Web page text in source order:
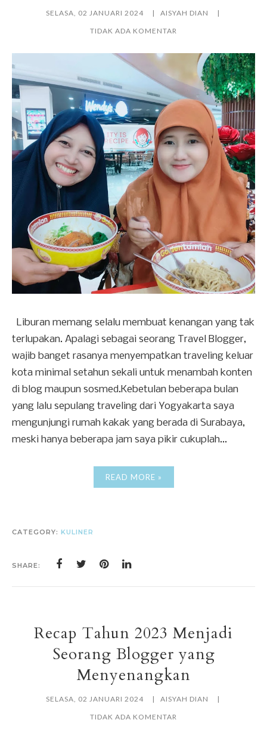
SELASA, 02 JANUARI 2024
AISYAH DIAN
TIDAK ADA KOMENTAR
Liburan memang selalu membuat kenangan yang tak
terlupakan. Apalagi sebagai seorang Travel Blogger,
wajib banget rasanya menyempatkan traveling keluar
kota minimal setahun sekali untuk menambah konten
di blog maupun sosmed.Kebetulan beberapa bulan
yang lalu sepulang traveling dari Yogyakarta saya
mengunjungi rumah kakak yang berada di Surabaya,
meski hanya beberapa jam saya pikir cukuplah...
READ MORE »
CATEGORY: KULINER
SHARE:
Recap Tahun 2023 Menjadi
Seorang Blogger yang
Menyenangkan
SELASA, 02 JANUARI 2024
AISYAH DIAN
TIDAK ADA KOMENTAR